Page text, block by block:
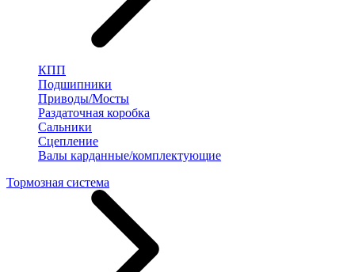
КПП
Подшипники
Приводы/Мосты
Раздаточная коробка
Сальники
Сцепление
Валы карданные/комплектующие
Тормозная система